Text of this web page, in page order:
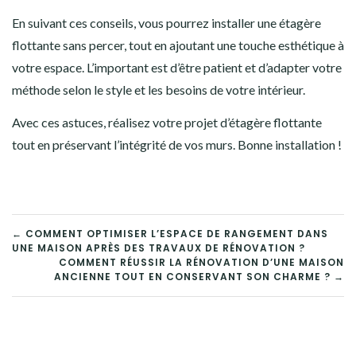
En suivant ces conseils, vous pourrez installer une étagère
flottante sans percer, tout en ajoutant une touche esthétique à
votre espace. L’important est d’être patient et d’adapter votre
méthode selon le style et les besoins de votre intérieur.
Avec ces astuces, réalisez votre projet d’étagère flottante
tout en préservant l’intégrité de vos murs. Bonne installation !
NAVIGATION
L’ARTICLE
← COMMENT OPTIMISER L’ESPACE DE RANGEMENT DANS
UNE MAISON APRÈS DES TRAVAUX DE RÉNOVATION ?
COMMENT RÉUSSIR LA RÉNOVATION D’UNE MAISON
ANCIENNE TOUT EN CONSERVANT SON CHARME ? →